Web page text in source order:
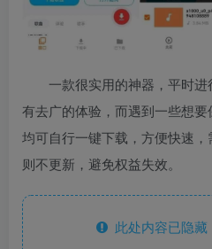
一款很实用的神器，平时
有去广的体验，而遇到一些想要
均可自行一键下载，方便快速
则不更新，避免权益失效。
此处内容已隐藏